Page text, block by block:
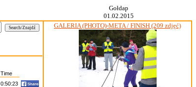
Gołdap
01.02.2015
Time
0:50:23
GALERIA (PHOTO)-META / FINISH (209 zdjęć)